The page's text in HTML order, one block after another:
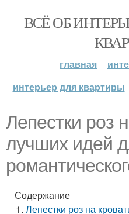
ВСЁ ОБ
главная
интерьер для квартиры
Лепестки роз
лучших идей
Содержание
Лепестки роз на